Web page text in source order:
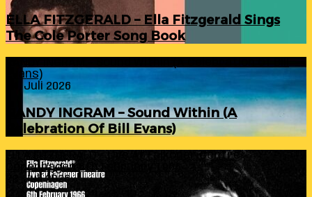
ELLA FITZGERALD – Ella Fitzgerald Sings
The Cole Porter Song Book
Evans)
24. Juli 2026
RANDY INGRAM – Sound Within (A
Celebration Of Bill Evans)
ELLA FITZGERALD – Live At Falkoner Centre
Copenhagen 6th February 1966
23. Juli 2026